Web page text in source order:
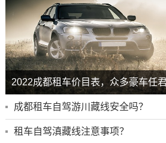
2022成都租车价目表，众多豪车任
成都租车自驾游川藏线安全吗？
租车自驾滇藏线注意事项？